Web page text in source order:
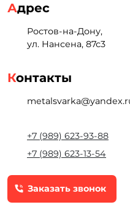
Адрес
Ростов-на-Дону,
ул. Нансена, 87с3
Контакты
+7 (989) 623-93-88
+7 (989) 623-13-54
Заказать звонок